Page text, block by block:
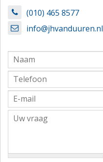
(010) 465 8577
info@jhvanduuren.nl